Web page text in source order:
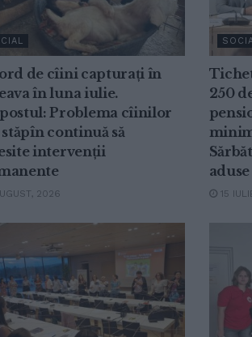
de cîini capturați în
în luna iulie.
Problema cîinilor
continuă să
intervenții
2026
250
15